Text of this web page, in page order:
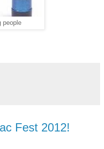
people
Fest 2012!